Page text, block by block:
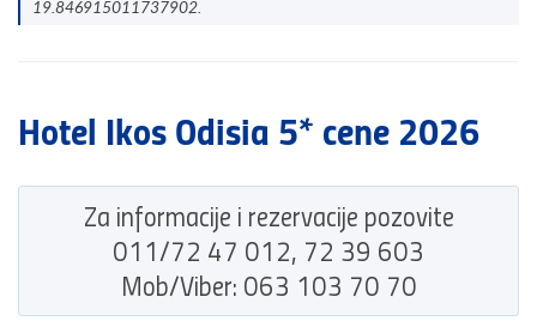
19.846915011737902.
Hotel Ikos Odisia 5* cene 2026
Za informacije i rezervacije pozovite
011/72 47 012, 72 39 603
Mob/Viber: 063 103 70 70